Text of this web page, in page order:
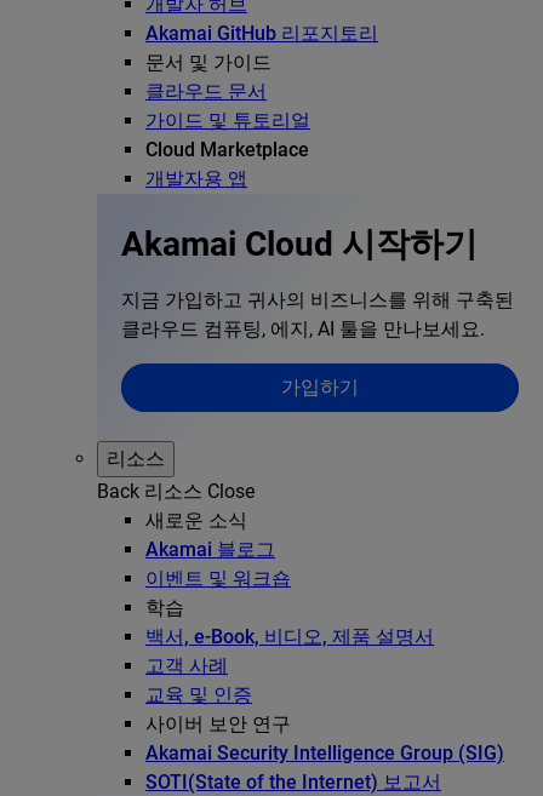
개발자 허브
Akamai GitHub 리포지토리
문서 및 가이드
클라우드 문서
가이드 및 튜토리얼
Cloud Marketplace
개발자용 앱
Akamai Cloud 시작하기
지금 가입하고 귀사의 비즈니스를 위해 구축된
클라우드 컴퓨팅, 에지, AI 툴을 만나보세요.
가입하기
리소스
Back 리소스 Close
새로운 소식
Akamai 블로그
이벤트 및 워크숍
학습
백서, e-Book, 비디오, 제품 설명서
고객 사례
교육 및 인증
사이버 보안 연구
Akamai Security Intelligence Group (SIG)
SOTI(State of the Internet) 보고서